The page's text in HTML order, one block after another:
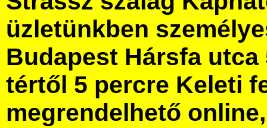
üzletünkben
Budapest Hársfa utca
tértől 5 percre Keleti
megrendelhető